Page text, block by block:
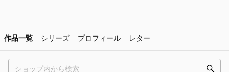
作品一覧 シリーズ プロフィール レター